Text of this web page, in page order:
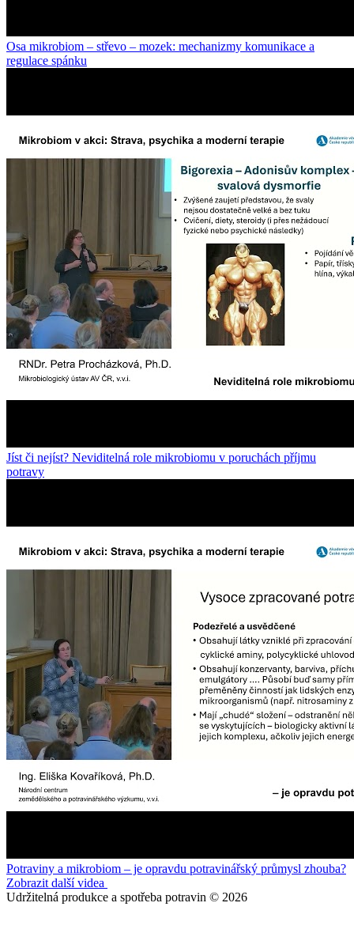
Osa mikrobiom – střevo – mozek: mechanizmy komunikace a
regulace spánku
Jíst či nejíst? Neviditelná role mikrobiomu v poruchách příjmu
potravy
Potraviny a mikrobiom – je opravdu potravinářský průmysl zhouba?
Zobrazit další videa
Udržitelná produkce a spotřeba potravin © 2026